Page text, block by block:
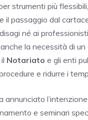
strumenti più
il passaggio dal
né ai
la necessità di
Notariato e gli enti
e ridurre i
annunciato
e seminari